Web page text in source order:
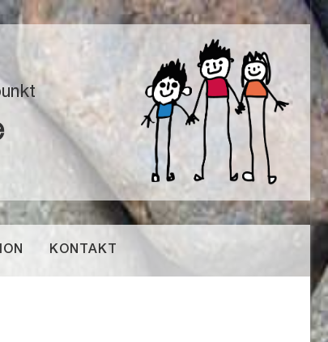
KONTAKT